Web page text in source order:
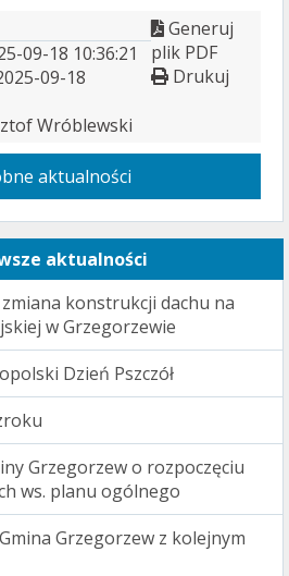
09-18 10:36:21
09-18
Wróblewski
Generuj
plik PDF
Drukuj
aktualności
aktualności
konstrukcji dachu na
w Grzegorzewie
Dzień Pszczół
Grzegorzew o rozpoczęciu
ws. planu ogólnego
Grzegorzew z kolejnym